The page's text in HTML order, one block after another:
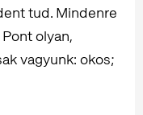
tud. Mindenre
olyan,
vagyunk: okos;